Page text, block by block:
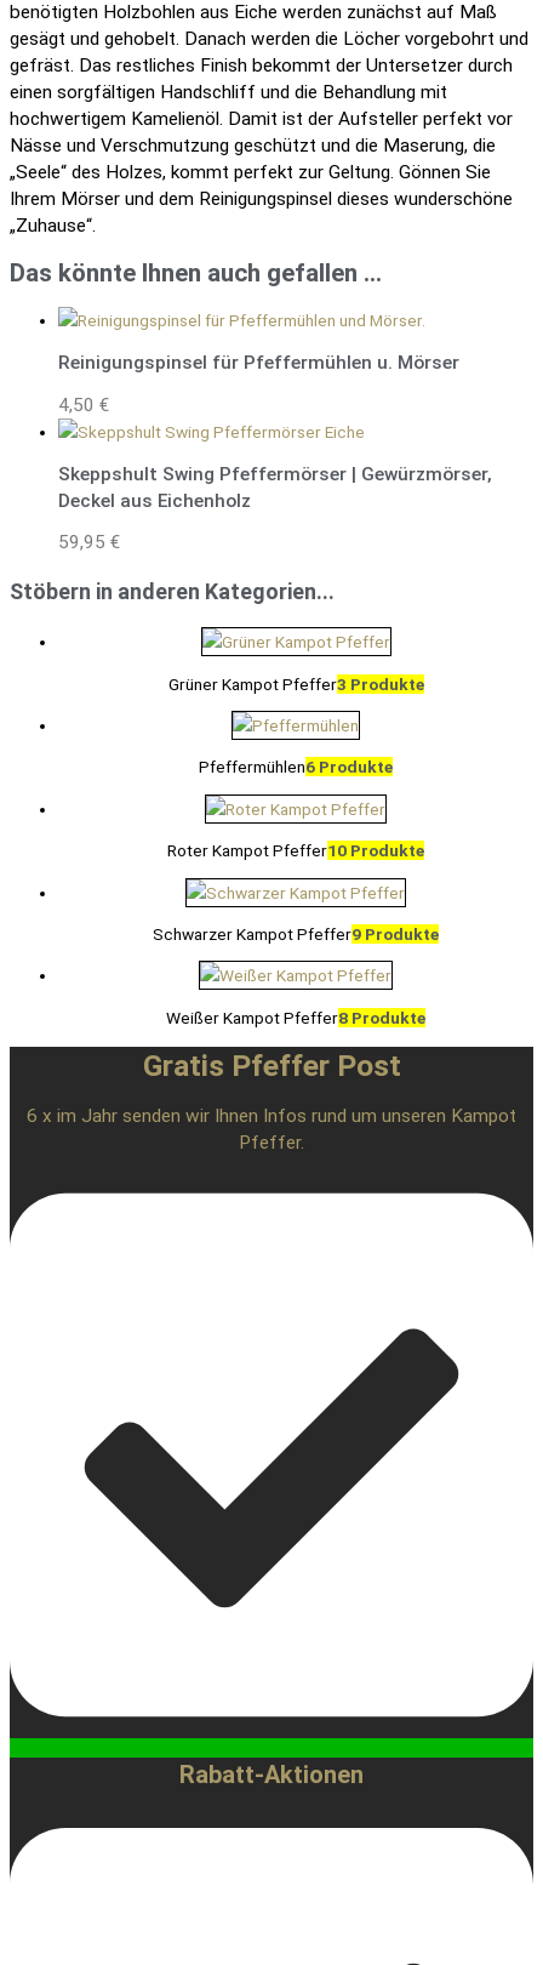
benötigten Holzbohlen aus Eiche werden zunächst auf Maß
gesägt und gehobelt. Danach werden die Löcher vorgebohrt und
gefräst. Das restliches Finish bekommt der Untersetzer durch
einen sorgfältigen Handschliff und die Behandlung mit
hochwertigem Kamelienöl. Damit ist der Aufsteller perfekt vor
Nässe und Verschmutzung geschützt und die Maserung, die
„Seele“ des Holzes, kommt perfekt zur Geltung. Gönnen Sie
Ihrem Mörser und dem Reinigungspinsel dieses wunderschöne
„Zuhause“.
Das könnte Ihnen auch gefallen …
Reinigungspinsel für Pfeffermühlen u. Mörser
4,50 €
Skeppshult Swing Pfeffermörser | Gewürzmörser,
Deckel aus Eichenholz
59,95 €
Stöbern in anderen Kategorien...
Grüner Kampot Pfeffer3 Produkte
Pfeffermühlen6 Produkte
Roter Kampot Pfeffer10 Produkte
Schwarzer Kampot Pfeffer9 Produkte
Weißer Kampot Pfeffer8 Produkte
Gratis Pfeffer Post
6 x im Jahr senden wir Ihnen Infos rund um unseren Kampot
Pfeffer.
Rabatt-Aktionen